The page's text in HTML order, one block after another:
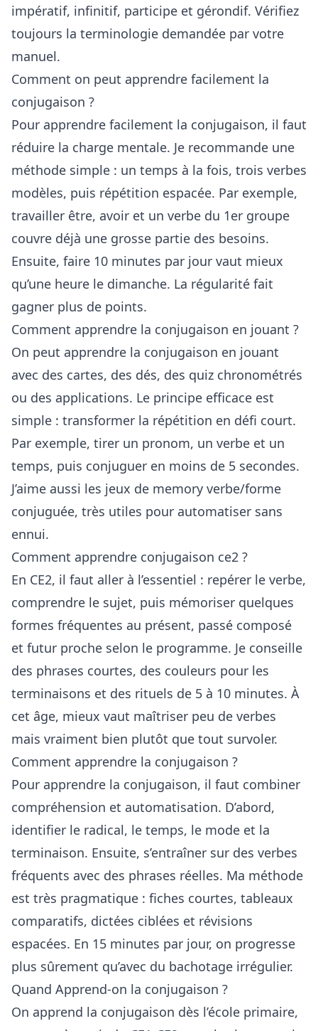
impératif, infinitif, participe et gérondif. Vérifiez
toujours la terminologie demandée par votre
manuel.
Comment on peut apprendre facilement la
conjugaison ?
Pour apprendre facilement la conjugaison, il faut
réduire la charge mentale. Je recommande une
méthode simple : un temps à la fois, trois verbes
modèles, puis répétition espacée. Par exemple,
travailler être, avoir et un verbe du 1er groupe
couvre déjà une grosse partie des besoins.
Ensuite, faire 10 minutes par jour vaut mieux
qu’une heure le dimanche. La régularité fait
gagner plus de points.
Comment apprendre la conjugaison en jouant ?
On peut apprendre la conjugaison en jouant
avec des cartes, des dés, des quiz chronométrés
ou des applications. Le principe efficace est
simple : transformer la répétition en défi court.
Par exemple, tirer un pronom, un verbe et un
temps, puis conjuguer en moins de 5 secondes.
J’aime aussi les jeux de memory verbe/forme
conjuguée, très utiles pour automatiser sans
ennui.
Comment apprendre conjugaison ce2 ?
En CE2, il faut aller à l’essentiel : repérer le verbe,
comprendre le sujet, puis mémoriser quelques
formes fréquentes au présent, passé composé
et futur proche selon le programme. Je conseille
des phrases courtes, des couleurs pour les
terminaisons et des rituels de 5 à 10 minutes. À
cet âge, mieux vaut maîtriser peu de verbes
mais vraiment bien plutôt que tout survoler.
Comment apprendre la conjugaison ?
Pour apprendre la conjugaison, il faut combiner
compréhension et automatisation. D’abord,
identifier le radical, le temps, le mode et la
terminaison. Ensuite, s’entraîner sur des verbes
fréquents avec des phrases réelles. Ma méthode
est très pragmatique : fiches courtes, tableaux
comparatifs, dictées ciblées et révisions
espacées. En 15 minutes par jour, on progresse
plus sûrement qu’avec du bachotage irrégulier.
Quand Apprend-on la conjugaison ?
On apprend la conjugaison dès l’école primaire,